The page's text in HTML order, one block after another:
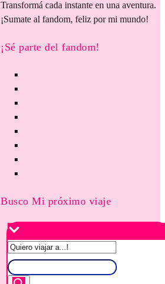
Transformá cada instante en una aventura.
¡Sumate al fandom, feliz por mi mundo!
¡Sé parte del fandom!
Busco Mi próximo viaje